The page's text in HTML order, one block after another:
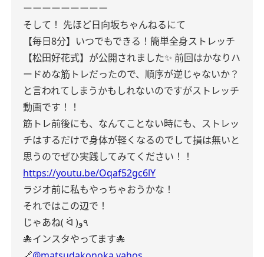
ーーーーーーーーー
そして！ 先ほど日向坂ちゃんねるにて
【毎日8分】いつでもできる！簡単全身ストレッチ
【松田好花式】が公開されました✨ 前回はかなりハ
ードめな筋トレだったので、順序が逆じゃないか？
と言われてしまうかもしれないのですがストレッチ
動画です！！
筋トレ前後にも、なんてことない時にも、ストレッ
チはするだけで身体が軽くなるのでして損は無いと
思うのでぜひ実践してみてください！！
https://youtu.be/Oqaf52gc6lY
ラジオ前に私もやっちゃおうかな！
それではこの辺で！
じゃあね( ᐛ )٩و
🐙インスタやってます🐙